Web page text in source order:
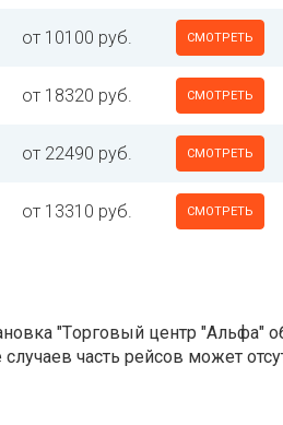
СМОТРЕТЬ
от 10100 руб.
СМОТРЕТЬ
от 18320 руб.
СМОТРЕТЬ
от 22490 руб.
СМОТРЕТЬ
от 13310 руб.
"Tорговый центр "Альфа"
часть рейсов может